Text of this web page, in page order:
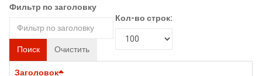
Фильтр по заголовку
Поиск Очистить
Кол-во строк:
Заголовок